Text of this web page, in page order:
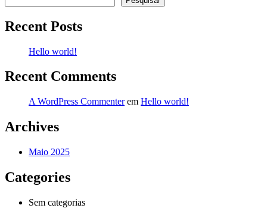
Recent Posts
Hello world!
Recent Comments
A WordPress Commenterem Hello world!
Archives
Maio 2025
Categories
Sem categorias